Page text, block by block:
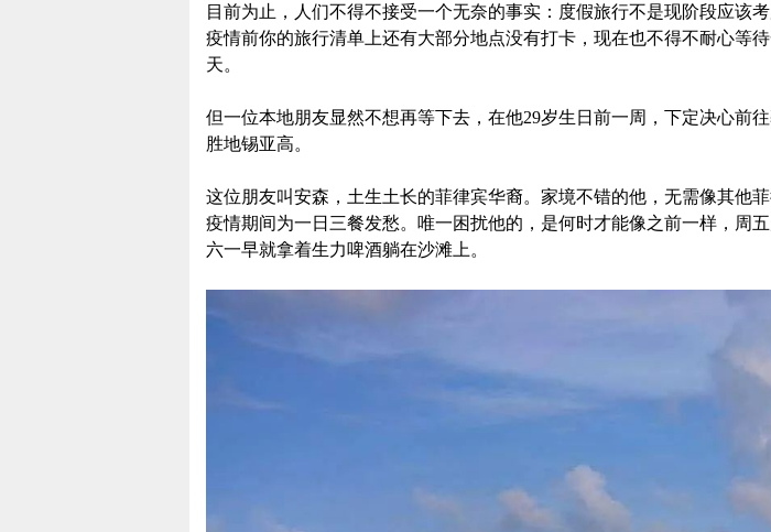
目前为止，人们不得不接受一个无奈的事实：度假旅行不是现阶段应该
疫情前你的旅行清单上还有大部分地点没有打卡，现在也不得不耐心等
天。
但一位本地朋友显然不想再等下去，在他29岁生日前一周，下定决心前
胜地锡亚高。
这位朋友叫安森，土生土长的菲律宾华裔。家境不错的他，无需像其他
疫情期间为一日三餐发愁。唯一困扰他的，是何时才能像之前一样，周
六一早就拿着生力啤酒躺在沙滩上。